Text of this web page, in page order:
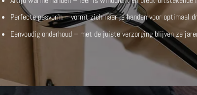
Perfecte pasvorm – vormt zich naar je handen voor optimaal
Eenvoudig onderhoud – met de juiste verzorging blijven ze